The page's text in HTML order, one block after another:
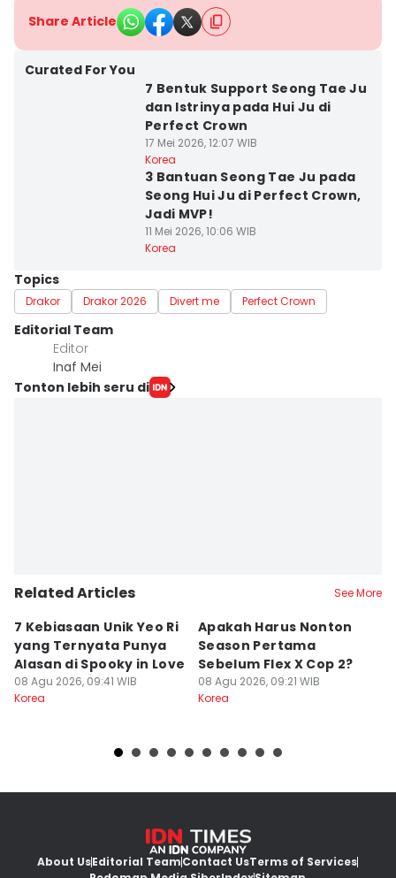
Share Article
Curated For You
7 Bentuk Support Seong Tae Ju
dan Istrinya pada Hui Ju di
Perfect Crown
17 Mei 2026, 12:07 WIB
Korea
3 Bantuan Seong Tae Ju pada
Seong Hui Ju di Perfect Crown,
Jadi MVP!
11 Mei 2026, 10:06 WIB
Korea
Topics
Drakor Drakor 2026 Divert me Perfect Crown
Editorial Team
Editor
Inaf Mei
Tonton lebih seru di
Related Articles See More
7 Kebiasaan Unik Yeo Ri
yang Ternyata Punya
Alasan di Spooky in Love
08 Agu 2026, 09:41 WIB
Korea
Apakah Harus Nonton
Season Pertama
Sebelum Flex X Cop 2?
08 Agu 2026, 09:21 WIB
Korea
About UsEditorial TeamContact UsTerms of Services